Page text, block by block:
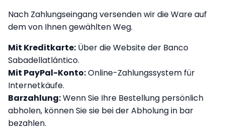
Nach Zahlungseingang versenden wir die Ware auf
dem von Ihnen gewählten Weg.
Mit Kreditkarte: Über die Website der Banco
Sabadellatlántico.
Mit PayPal-Konto:Online-Zahlungssystem für
Internetkäufe.
Barzahlung:Wenn Sie Ihre Bestellung persönlich
abholen, können Sie sie bei der Abholung in bar
bezahlen.